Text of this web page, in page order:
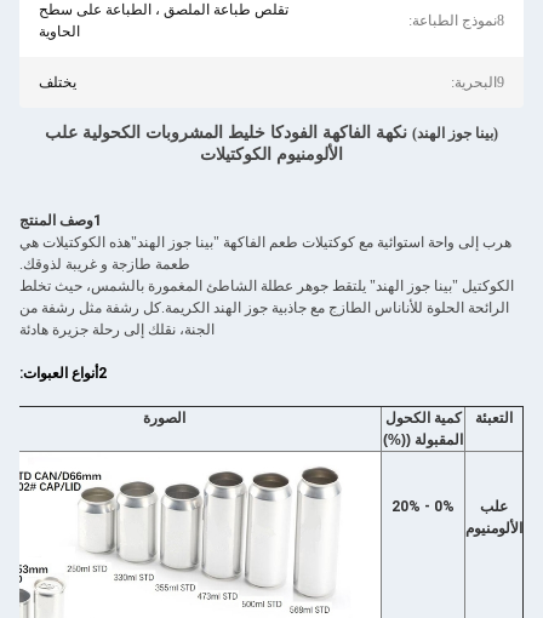
8نموذج الطباعة:
تقلص طباعة الملصق ، الطباعة على سطح
الحاوية
9البحرية: يختلف
(بينا جوز الهند) نكهة الفاكهة الفودكا خليط المشروبات الكحولية علب
الألومنيوم الكوكتيلات
1وصف المنتج
هرب إلى واحة استوائية مع كوكتيلات طعم الفاكهة "بينا جوز الهند"هذه الكوكتيلات هي
طعمة طازجة و غريبة لذوقك.
الكوكتيل "بينا جوز الهند" يلتقط جوهر عطلة الشاطئ المغمورة بالشمس، حيث تخلط
الرائحة الحلوة للأناناس الطازج مع جاذبية جوز الهند الكريمة.كل رشفة مثل رشفة من
الجنة، نقلك إلى رحلة جزيرة هادئة
2أنواع العبوات:
التعبئة
كمية الكحول
المقبولة ((%)
الصورة
علب
الألومنيوم
0% - 20%